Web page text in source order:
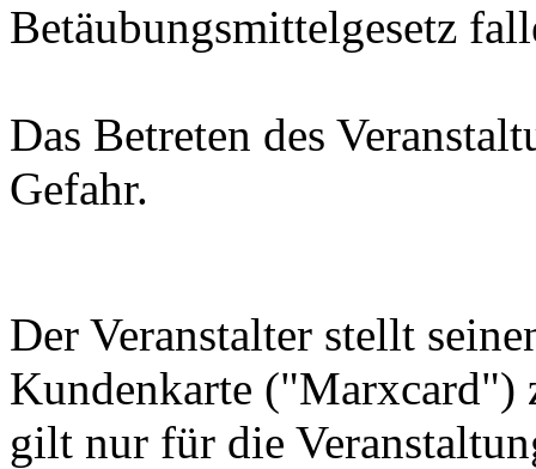
Betäubungsmittelgesetz
Das Betreten des
Gefahr.
Der Veranstalter stellt
Kundenkarte ("Marxcard")
gilt nur für die